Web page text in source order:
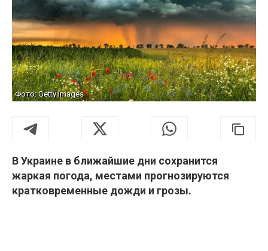
Фото: Getty Images
В Украине в ближайшие дни сохранится
жаркая погода, местами прогнозируются
кратковременные дожди и грозы.